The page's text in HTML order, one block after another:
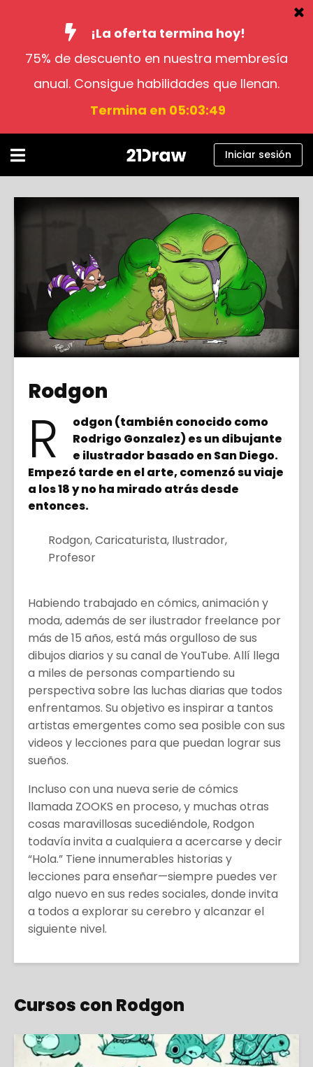
¡La oferta termina hoy!
75% de descuento en nuestra membresía
anual. Consigue habilidades que llenan.
Termina en 05:03:48
Cursos
Sobre nosotros
Español
Iniciar sesión
Rodgon
R
odgon (también conocido como
Rodrigo Gonzalez) es un dibujante
e ilustrador basado en San Diego.
Empezó tarde en el arte, comenzó su viaje
a los 18 y no ha mirado atrás desde
entonces.
Rodgon, Caricaturista, Ilustrador,
Profesor
Habiendo trabajado en cómics, animación y
moda, además de ser ilustrador freelance por
más de 15 años, está más orgulloso de sus
dibujos diarios y su canal de YouTube. Allí llega
a miles de personas compartiendo su
perspectiva sobre las luchas diarias que todos
enfrentamos. Su objetivo es inspirar a tantos
artistas emergentes como sea posible con sus
videos y lecciones para que puedan lograr sus
sueños.
Incluso con una nueva serie de cómics
llamada ZOOKS en proceso, y muchas otras
cosas maravillosas sucediéndole, Rodgon
todavía invita a cualquiera a acercarse y decir
“Hola.” Tiene innumerables historias y
lecciones para enseñar—siempre puedes ver
algo nuevo en sus redes sociales, donde invita
a todos a explorar su cerebro y alcanzar el
siguiente nivel.
Cursos con Rodgon